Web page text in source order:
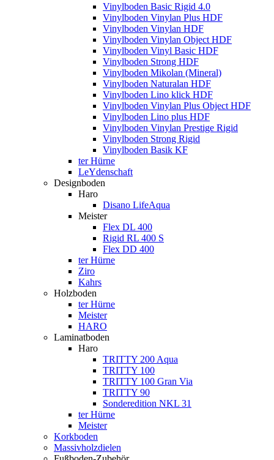
Vinylboden Basic Rigid 4.0
Vinylboden Vinylan Plus HDF
Vinylboden Vinylan HDF
Vinylboden Vinylan Object HDF
Vinylboden Vinyl Basic HDF
Vinylboden Strong HDF
Vinylboden Mikolan (Mineral)
Vinylboden Naturalan HDF
Vinylboden Lino klick HDF
Vinylboden Vinylan Plus Object HDF
Vinylboden Lino plus HDF
Vinylboden Vinylan Prestige Rigid
Vinylboden Strong Rigid
Vinylboden Basik KF
ter Hürne
LeYdenschaft
Designboden
Haro
Disano LifeAqua
Meister
Flex DL 400
Rigid RL 400 S
Flex DD 400
ter Hürne
Ziro
Kahrs
Holzboden
ter Hürne
Meister
HARO
Laminatboden
Haro
TRITTY 200 Aqua
TRITTY 100
TRITTY 100 Gran Via
TRITTY 90
Sonderedition NKL 31
ter Hürne
Meister
Korkboden
Massivholzdielen